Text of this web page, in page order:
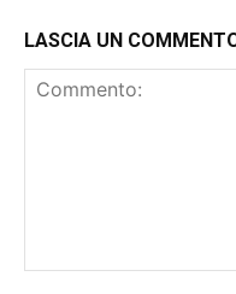
LASCIA UN